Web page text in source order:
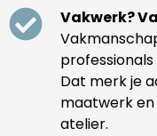
Vakwerk?
Dat merk je
maatwerk
atelier.